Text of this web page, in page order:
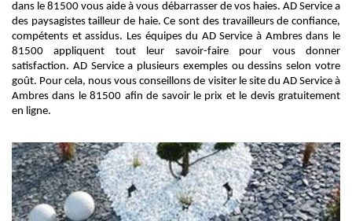
dans le 81500 vous aide à vous débarrasser de vos haies. AD Service a
des paysagistes tailleur de haie. Ce sont des travailleurs de confiance,
compétents et assidus. Les équipes du AD Service à Ambres dans le
81500 appliquent tout leur savoir-faire pour vous donner
satisfaction. AD Service a plusieurs exemples ou dessins selon votre
goût. Pour cela, nous vous conseillons de visiter le site du AD Service à
Ambres dans le 81500 afin de savoir le prix et le devis gratuitement
en ligne.